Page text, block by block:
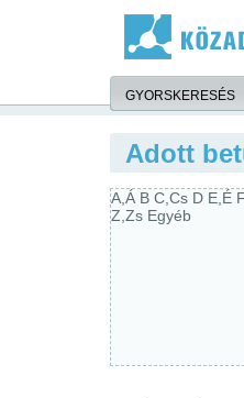
GYORSKERESÉS
Adott
A,Á B C,Cs D E,É F
Z,Zs Egyéb